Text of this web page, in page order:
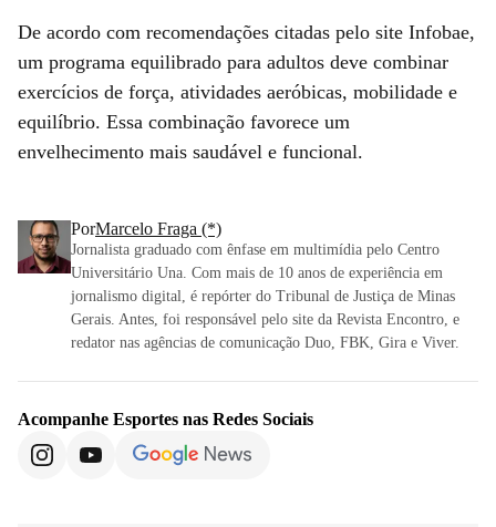
De acordo com recomendações citadas pelo site Infobae,
um programa equilibrado para adultos deve combinar
exercícios de força, atividades aeróbicas, mobilidade e
equilíbrio. Essa combinação favorece um
envelhecimento mais saudável e funcional.
PorMarcelo Fraga (*)
Jornalista graduado com ênfase em multimídia pelo Centro
Universitário Una. Com mais de 10 anos de experiência em
jornalismo digital, é repórter do Tribunal de Justiça de Minas
Gerais. Antes, foi responsável pelo site da Revista Encontro, e
redator nas agências de comunicação Duo, FBK, Gira e Viver.
Acompanhe Esportes nas Redes Sociais